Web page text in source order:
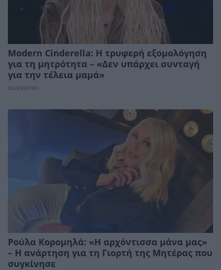
Modern Cinderella: Η τρυφερή εξομολόγηση
για τη μητρότητα – «Δεν υπάρχει συνταγή
για την τέλεια μαμά»
CELEBRITIES
Ρούλα Κορομηλά: «Η αρχόντισσα μάνα μας»
– Η ανάρτηση για τη Γιορτή της Μητέρας που
συγκίνησε